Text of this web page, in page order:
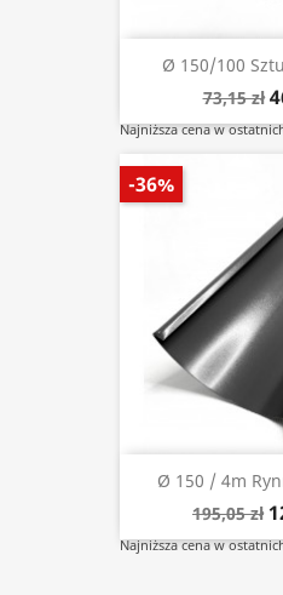
Ø 150/100
73,15 zł
Najniższa cena w
Ø 150 / 4m
195,05 zł
Najniższa cena w
-36%